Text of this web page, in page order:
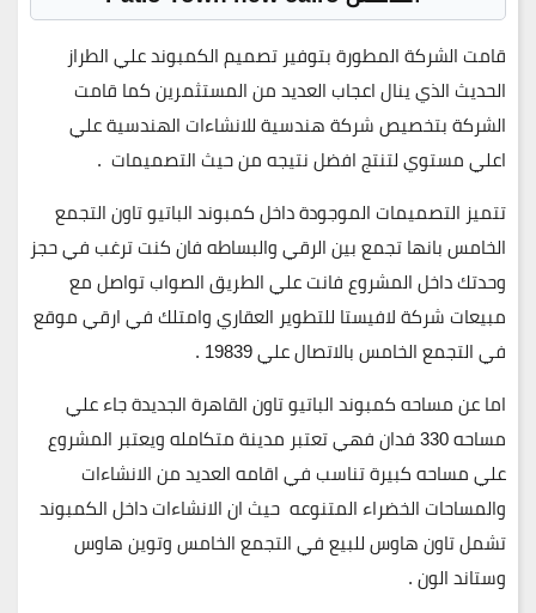
قامت الشركة المطورة بتوفير تصميم الكمبوند علي الطراز
الحديث الذي ينال اعجاب العديد من المستثمرين كما قامت
الشركة بتخصيص شركة هندسية للانشاءات الهندسية علي
اعلي مستوي لتنتج افضل نتيجه من حيث التصميمات .
تتميز التصميمات الموجودة داخل كمبوند الباتيو تاون التجمع
الخامس بانها تجمع بين الرقي والبساطه فان كنت ترغب في حجز
وحدتك داخل المشروع فانت علي الطريق الصواب تواصل مع
مبيعات شركة لافيستا للتطوير العقاري وامتلك في ارقي موقع
في التجمع الخامس بالاتصال علي 19839 .
اما عن مساحه كمبوند الباتيو تاون القاهرة الجديدة جاء علي
مساحه 330 فدان فهي تعتبر مدينة متكامله ويعتبر المشروع
علي مساحه كبيرة تناسب في اقامه العديد من الانشاءات
والمساحات الخضراء المتنوعه حيث ان الانشاءات داخل الكمبوند
تشمل تاون هاوس للبيع في التجمع الخامس وتوين هاوس
وستاند الون .